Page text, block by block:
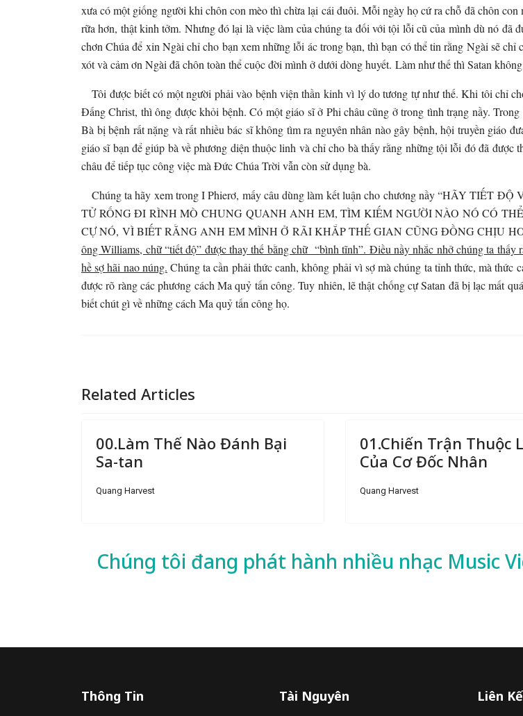
xưa có một giống người khi chôn con mèo thì chừa lại cái đuôi. Mỗi ngày họ cứ ra chỗ đã chôn
rữa hơn, thật kinh tởm. Nhưng đó lại là việc làm của chúng ta đối với tội lỗi cũ của mình dù nó đã
chơn Chúa để xin Ngài chỉ cho bạn xem những lỗi ác trong bạn, thì bạn có thể tin rằng Ngài sẽ
xót và cảm ơn Ngài đã chôn toàn thể cuộc đời mình ở dưới dòng huyết. Làm như thế thì Satan
Tôi được biết có một người phải vào bệnh viện thần kinh vì lý do tương tự như thế. Khi tôi chỉ
Đấng Christ, thì ông được khỏi bệnh. Có một giáo sĩ ở Phi châu cũng ở trong tình trạng nầy.
Bà bị bệnh rất nặng và rất nhiều bác sĩ không tìm ra nguyên nhân nào gây bệnh, hội truyền giáo
giáo sĩ bạn để giúp bà về phương diện thuộc linh và chỉ cho bà thấy rằng những tội lỗi đó đã
châu để tiếp tục công việc mà Đức Chúa Trời vẫn còn sử dụng bà.
Chúng ta hãy xem trong I Phierơ, mấy câu dùng làm kết luận cho chương nầy “HÃY
TỬ RỐNG ĐI RÌNH MÒ CHUNG QUANH ANH EM, TÌM KIẾM NGƯỜI NÀO NÓ CÓ
CỰ NÓ, VÌ BIẾT RẰNG ANH EM MÌNH Ở RÃI KHẮP THẾ GIAN CŨNG ĐỒNG CHỊU
ông Williams, chữ “tiết độ” được thay thế bằng chữ “bình tĩnh”. Điều nầy nhắc nhở chúng ta
hề sợ hãi nao núng. Chúng ta cần phải thức canh, không phải vì sợ mà chúng ta tỉnh thức, mà
được rõ ràng các phương cách Ma quỷ tấn công. Tuy nhiên, lẽ thật chống cự Satan đã bị lạc mất
biết chút gì về những cách Ma quỷ tấn công họ.
Related Articles
00.Làm Thế Nào Đánh Bại
Sa-tan
Quang Harvest
01.Chiến Trận Thuộc
Của Cơ Đốc Nhân
Quang Harvest
Chúng tôi đang phát hành nhiều nhạc Music
Thông Tin Tài Nguyên Liên